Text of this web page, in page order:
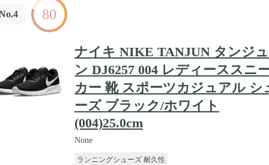
80
ナイキ NIKE TANJUN タンジュ
ン DJ6257 004 レディーススニ
カー 靴 スポーツカジュアル シ
ーズ ブラック/ホワイト
(004)25.0cm
None
ランニングシューズ 耐久性